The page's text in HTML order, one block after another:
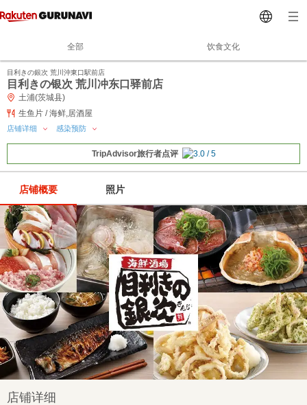
全部 饮食文化
目利きの銀次 荒川沖東口駅前店
目利きの银次 荒川冲东口驿前店
土浦(茨城县)
生鱼片 / 海鲜,居酒屋
店铺详细 感染预防
TripAdvisor旅行者点评
店铺概要 照片
店铺详细